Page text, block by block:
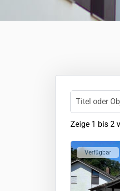
Zeige 1 bis 2
Verfügbar